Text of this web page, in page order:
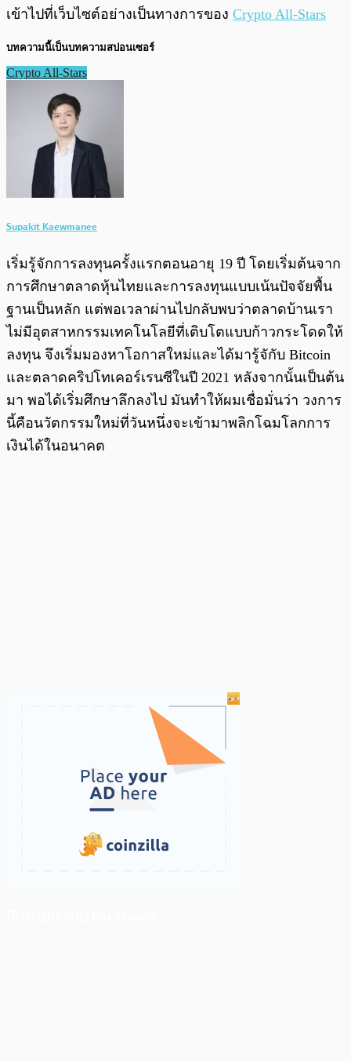
เข้าไปที่เว็บไซต์อย่างเป็นทางการของ Crypto All-Stars
บทความนี้เป็นบทความสปอนเซอร์
Crypto All-Stars
Supakit Kaewmanee
เริ่มรู้จักการลงทุนครั้งแรกตอนอายุ 19 ปี โดยเริ่มต้นจาก
การศึกษาตลาดหุ้นไทยและการลงทุนแบบเน้นปัจจัยพื้น
ฐานเป็นหลัก แต่พอเวลาผ่านไปกลับพบว่าตลาดบ้านเรา
ไม่มีอุตสาหกรรมเทคโนโลยีที่เติบโตแบบก้าวกระโดดให้
ลงทุน จึงเริ่มมองหาโอกาสใหม่และได้มารู้จักับ Bitcoin
และตลาดคริปโทเคอร์เรนซีในปี 2021 หลังจากนั้นเป็นต้น
มา พอได้เริ่มศึกษาลึกลงไป มันทำให้ผมเชื่อมั่นว่า วงการ
นี้คือนวัตกรรมใหม่ที่วันหนึ่งจะเข้ามาพลิกโฉมโลกการ
เงินได้ในอนาคต